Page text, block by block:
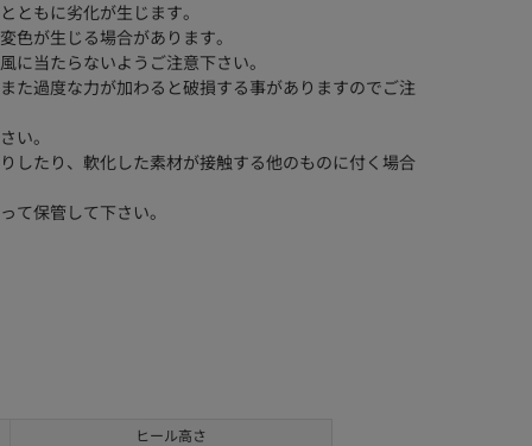
ともに劣化が生じます。
色が生じる場合があります。
に当たらないようご注意下さい。
た過度な力が加わると破損する事がありますのでご注
い。
したり、軟化した素材が接触する他のものに付く場合
て保管して下さい。
ヒール高さ